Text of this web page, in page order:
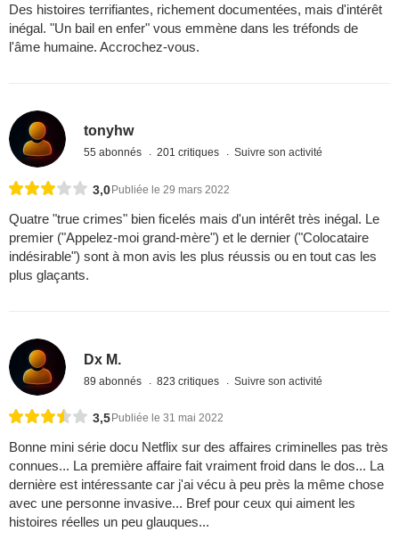
Des histoires terrifiantes, richement documentées, mais d'intérêt
inégal. "Un bail en enfer" vous emmène dans les tréfonds de
l'âme humaine. Accrochez-vous.
tonyhw
55 abonnés 201 critiques Suivre son activité
3,0 Publiée le 29 mars 2022
Quatre "true crimes" bien ficelés mais d'un intérêt très inégal. Le
premier ("Appelez-moi grand-mère") et le dernier ("Colocataire
indésirable") sont à mon avis les plus réussis ou en tout cas les
plus glaçants.
Dx M.
89 abonnés 823 critiques Suivre son activité
3,5 Publiée le 31 mai 2022
Bonne mini série docu Netflix sur des affaires criminelles pas très
connues... La première affaire fait vraiment froid dans le dos... La
dernière est intéressante car j'ai vécu à peu près la même chose
avec une personne invasive... Bref pour ceux qui aiment les
histoires réelles un peu glauques...